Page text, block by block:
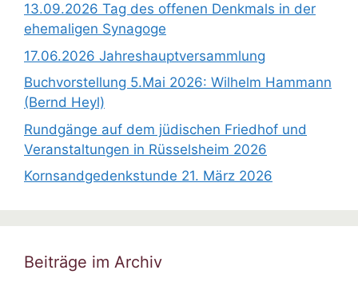
13.09.2026 Tag des offenen Denkmals in der
ehemaligen Synagoge
17.06.2026 Jahreshauptversammlung
Buchvorstellung 5.Mai 2026: Wilhelm Hammann
(Bernd Heyl)
Rundgänge auf dem jüdischen Friedhof und
Veranstaltungen in Rüsselsheim 2026
Kornsandgedenkstunde 21. März 2026
Beiträge im Archiv